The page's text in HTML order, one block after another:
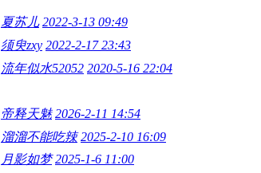
夏苏儿 2022-3-13 09:49
须臾zxy 2022-2-17 23:43
流年似水52052 2020-5-16 22:04
帝释天魅 2026-2-11 14:54
溜溜不能吃辣 2025-2-10 16:09
月影如梦 2025-1-6 11:00